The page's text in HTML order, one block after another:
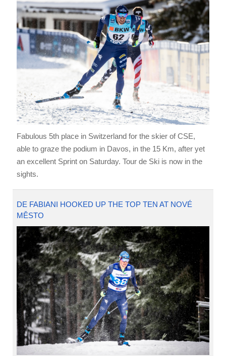
Fabulous 5th place in Switzerland for the skier of CSE,
able to graze the podium in Davos, in the 15 Km, after yet
an excellent Sprint on Saturday. Tour de Ski is now in the
sights.
DE FABIANI HOOKED UP THE TOP TEN AT NOVÉ
MĚSTO